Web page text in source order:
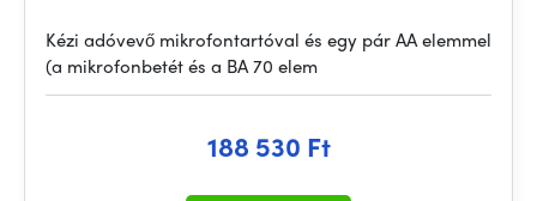
Kézi adóvevő mikrofontartóval és egy pár AA elemmel
(a mikrofonbetét és a BA 70 elem
188 530 Ft